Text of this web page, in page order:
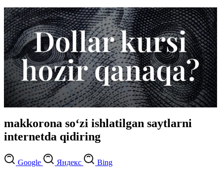
makkorona so‘zi ishlatilgan saytlarni
internetda qidiring
Google Яндекс Bing